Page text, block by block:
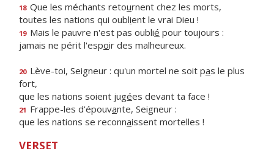
18 Que les méchants retournent chez les morts,
toutes les nations qui oublient le vrai Dieu !
19 Mais le pauvre n'est pas oublié pour toujours :
jamais ne périt l'espoir des malheureux.
20 Lève-toi, Seigneur : qu'un mortel ne soit pas le plus
fort,
que les nations soient jugées devant ta face !
21 Frappe-les d'épouvante, Seigneur :
que les nations se reconnaissent mortelles !
VERSET